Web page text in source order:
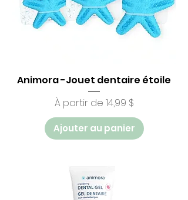
Animora -Jouet dentaire étoile
À partir de 14,99 $
Prix promotionnel
Ajouter au panier